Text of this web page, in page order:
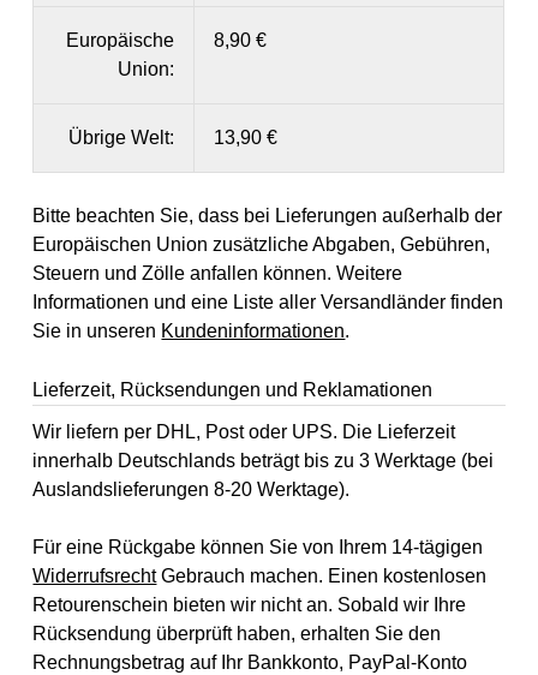
Europäische
Union:
8,90 €
Übrige Welt: 13,90 €
Bitte beachten Sie, dass bei Lieferungen außerhalb der
Europäischen Union zusätzliche Abgaben, Gebühren,
Steuern und Zölle anfallen können. Weitere
Informationen und eine Liste aller Versandländer finden
Sie in unseren Kundeninformationen.
Lieferzeit, Rücksendungen und Reklamationen
Wir liefern per DHL, Post oder UPS. Die Lieferzeit
innerhalb Deutschlands beträgt bis zu 3 Werktage (bei
Auslandslieferungen 8-20 Werktage).
Für eine Rückgabe können Sie von Ihrem 14-tägigen
WiderrufsrechtGebrauch machen. Einen kostenlosen
Retourenschein bieten wir nicht an. Sobald wir Ihre
Rücksendung überprüft haben, erhalten Sie den
Rechnungsbetrag auf Ihr Bankkonto, PayPal-Konto